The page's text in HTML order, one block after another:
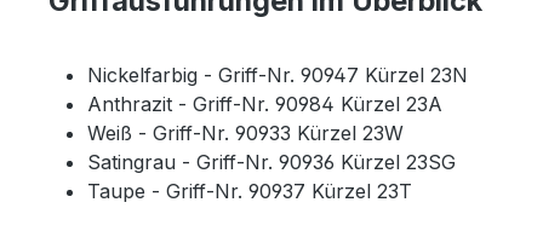
Nickelfarbig - Griff-Nr. 90947 Kürzel 23N
Anthrazit - Griff-Nr. 90984 Kürzel 23A
Weiß - Griff-Nr. 90933 Kürzel 23W
Satingrau - Griff-Nr. 90936 Kürzel 23SG
Taupe - Griff-Nr. 90937 Kürzel 23T